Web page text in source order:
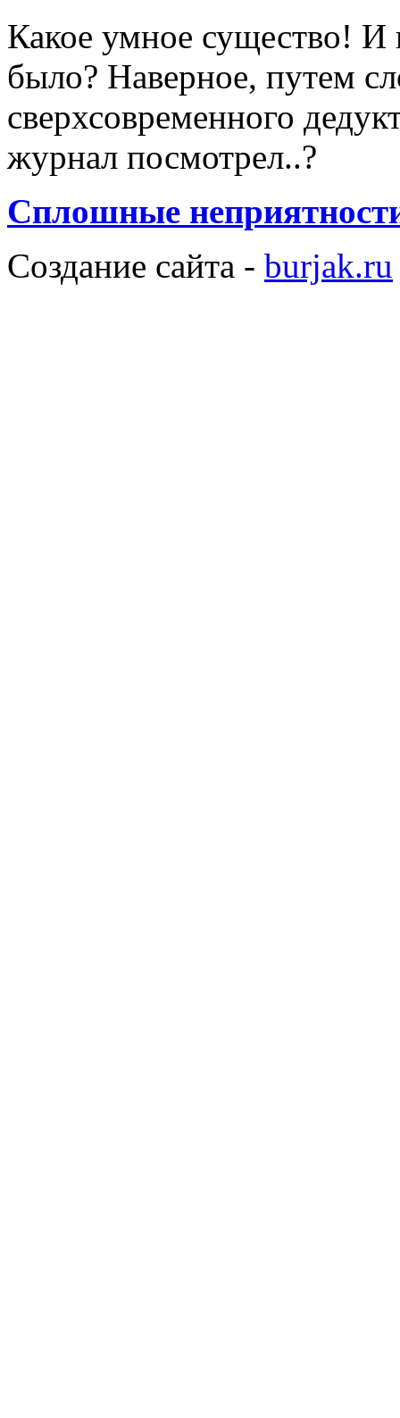
Какое умное существо! И
было? Наверное, путем
сверхсовременного
журнал посмотрел..?
Сплошные
Создание сайта - burjak.ru